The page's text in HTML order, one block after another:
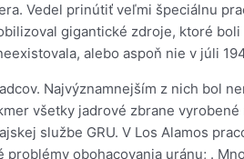
Vedel prinútiť veľmi špeciálnu
gigantické zdroje, ktoré
alebo aspoň nie v júli
Najvýznamnejším z nich bol
všetky jadrové zbrane
službe GRU. V Los Alamos
obohacovania uránu; .